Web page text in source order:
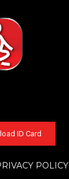
ID Card
POLICY